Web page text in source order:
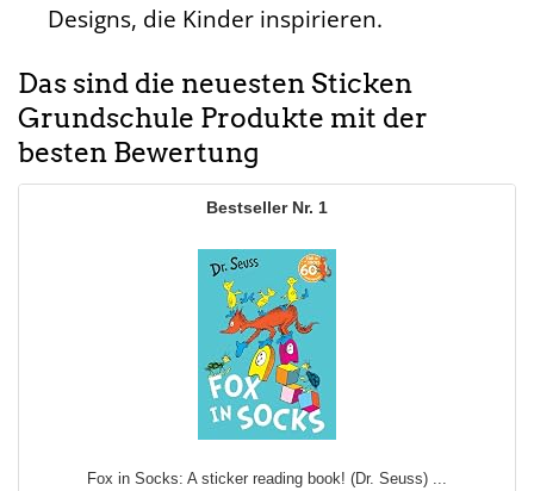
Designs, die Kinder inspirieren.
Das sind die neuesten Sticken
Grundschule Produkte mit der
besten Bewertung
1
Fox in Socks: A sticker reading book! (Dr. Seuss) ...